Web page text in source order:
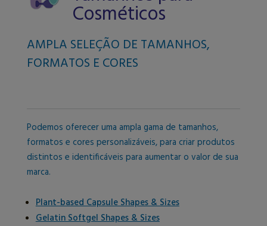
Cosméticos
AMPLA SELEÇÃO DE TAMANHOS,
FORMATOS E CORES
Podemos oferecer uma ampla gama de tamanhos,
formatos e cores personalizáveis, para criar produtos
distintos e identificáveis para aumentar o valor de sua
marca.
Plant-based Capsule Shapes & Sizes
Gelatin Softgel Shapes & Sizes